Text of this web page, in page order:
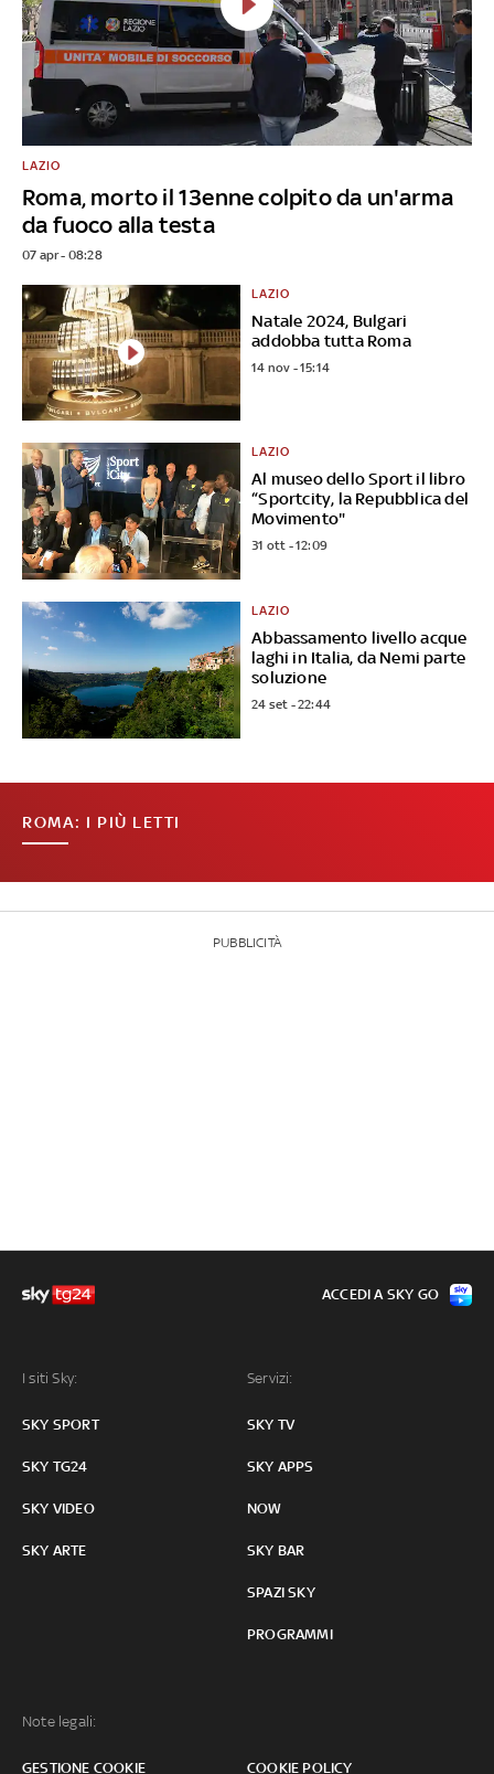
Roma, morto il 13enne colpito da un'arma
da fuoco alla testa
LAZIO
07 apr - 08:28
Natale 2024, Bulgari
addobba tutta Roma
LAZIO
14 nov - 15:14
Al museo dello Sport il libro
“Sportcity, la Repubblica del
Movimento"
LAZIO
31 ott - 12:09
Abbassamento livello acque
laghi in Italia, da Nemi parte
soluzione
LAZIO
24 set - 22:44
ROMA: I PIÙ LETTI
PUBBLICITÀ
I siti Sky:
SKY SPORT
SKY TG24
SKY VIDEO
SKY ARTE
Servizi:
SKY TV
SKY APPS
NOW
SKY BAR
SPAZI SKY
PROGRAMMI
Note legali:
GESTIONE COOKIE COOKIE POLICY
ACCEDI A SKY GO